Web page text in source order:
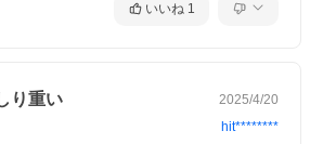
いいね 1
り重い 2025/4/20
hit********